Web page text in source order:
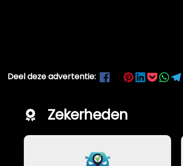
Deel deze advertentie:
Zekerheden